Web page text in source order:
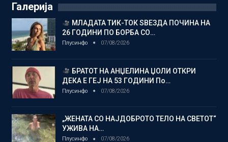
Галерија
МЛАДАТА ТИК-ТОК ЅВЕЗДА ПОЧИНА НА
26 ГОДИНИ ПО БОРБА СО…
Плусинфо 07/08/2026
БРАТОТ НА АНЏЕЛИНА ЏОЛИ ОТКРИ
ДЕКА Е ГЕЈ НА 53 ГОДИНИ По…
Плусинфо 07/08/2026
„ЖЕНАТА СО НАЈДОБРОТО ТЕЛО НА СВЕТОТ“
УЖИВА НА…
Плусинфо 07/08/2026